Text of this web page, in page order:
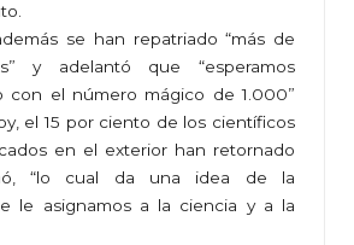
se han repatriado “más de
y adelantó que “esperamos
con el número mágico de 1.000”
el 15 por ciento de los científicos
en el exterior han retornado
“lo cual da una idea de la
le asignamos a la ciencia y a la